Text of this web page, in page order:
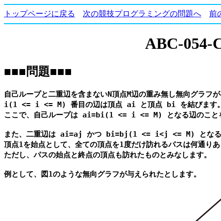
トップページに戻る 次の競技プログラミングの問題へ 前
ABC-054-
■■■問題■■■
自己ループと二重辺を含まないN頂点M辺の重み無し無向グラフ
i(1 <= i <= M) 番目の辺は頂点 ai と頂点 bi を結びます
ここで、自己ループは ai=bi(1 <= i <= M) となる辺のこと
また、二重辺は ai=aj かつ bi=bj(1 <= i<j <= M) となる
頂点1を始点として、全ての頂点を1度だけ訪れるパスは何通り
ただし、パスの始点と終点の頂点も訪れたものとみなします。